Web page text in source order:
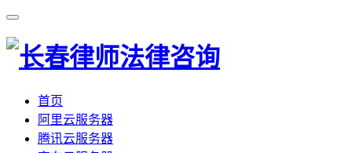
首页
阿里云服务器
腾讯云服务器